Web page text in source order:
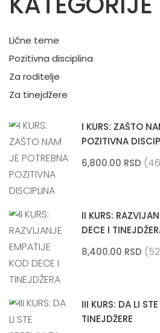
Lične teme
Pozitivna disciplina
Za roditelje
Za tinejdžere
I KURS: ZAŠTO
POZITIVNA
6,800.00 RSD
II KURS:
DECE I
8,400.00 RSD
III KURS: DA LI
TINEJDŽERE